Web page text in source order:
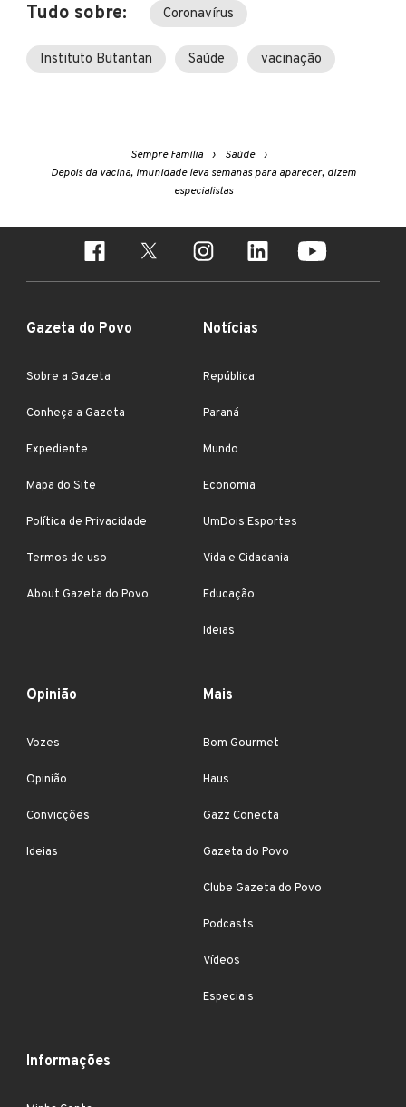
Tudo sobre: Coronavírus
Instituto Butantan Saúde vacinação
Sempre Família
Saúde
Depois da vacina, imunidade leva semanas para aparecer, dizem
especialistas
Gazeta do Povo
Sobre a Gazeta
Conheça a Gazeta
Expediente
Mapa do Site
Política de Privacidade
Termos de uso
About Gazeta do Povo
Notícias
República
Paraná
Mundo
Economia
UmDois Esportes
Vida e Cidadania
Educação
Ideias
Opinião
Vozes
Opinião
Convicções
Ideias
Mais
Bom Gourmet
Haus
Gazz Conecta
Gazeta do Povo
Clube Gazeta do Povo
Podcasts
Vídeos
Especiais
Informações